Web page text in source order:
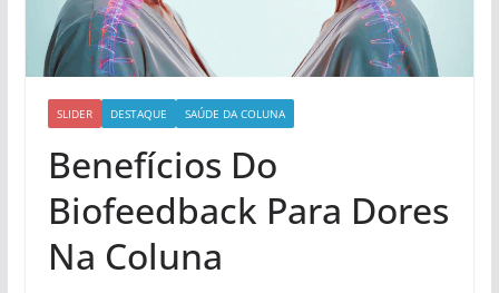
SLIDER DESTAQUE SAÚDE DA COLUNA
Benefícios Do
Biofeedback Para Dores
Na Coluna